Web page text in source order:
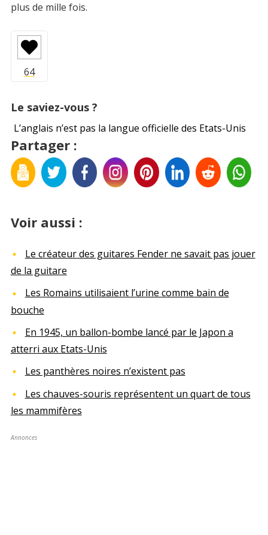
plus de mille fois.
Le saviez-vous ?
L’anglais n’est pas la langue officielle des Etats-Unis
Partager :
Voir aussi :
Le créateur des guitares Fender ne savait pas jouer
de la guitare
Les Romains utilisaient l’urine comme bain de
bouche
En 1945, un ballon-bombe lancé par le Japon a
atterri aux Etats-Unis
Les panthères noires n’existent pas
Les chauves-souris représentent un quart de tous
les mammifères
Annonces